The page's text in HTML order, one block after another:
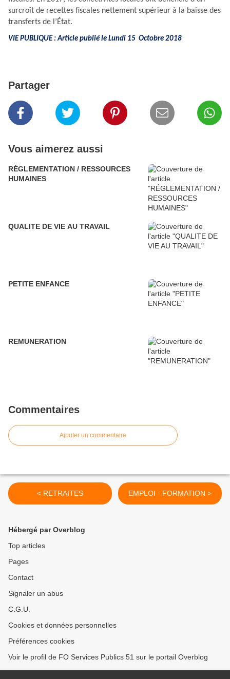
surcroît de recettes fiscales nettement supérieur à la baisse des
transferts de l’État.
VIE PUBLIQUE : Article publié le Lundi 15 Octobre 2018
Partager
Vous aimerez aussi
RÉGLEMENTATION / RESSOURCES
HUMAINES
QUALITE DE VIE AU TRAVAIL
PETITE ENFANCE
REMUNERATION
Commentaires
Ajouter un commentaire
< RETRAITES EMPLOI - FORMATION >
Hébergé par Overblog
Top articles
Pages
Contact
Signaler un abus
C.G.U.
Cookies et données personnelles
Préférences cookies
Voir le profil de FO Services Publics 51 sur le portail Overblog